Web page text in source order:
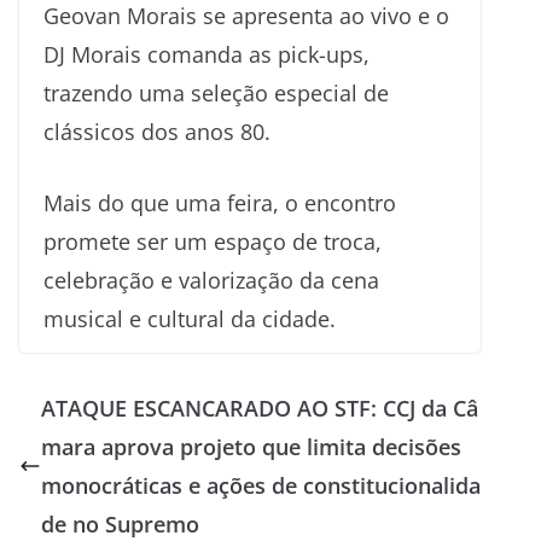
Geovan Morais se apresenta ao vivo e o
DJ Morais comanda as pick-ups,
trazendo uma seleção especial de
clássicos dos anos 80.
Mais do que uma feira, o encontro
promete ser um espaço de troca,
celebração e valorização da cena
musical e cultural da cidade.
ATAQUE ESCANCARADO AO STF: CCJ da Câ
mara aprova projeto que limita decisões
monocráticas e ações de constitucionalida
de no Supremo